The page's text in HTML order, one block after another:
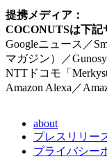
提携メディア：
COCONUTSは下記
Googleニュース／
マガジン）／
NTTドコモ「
Amazon Alexa／
about
プレスリリー
プライバシー